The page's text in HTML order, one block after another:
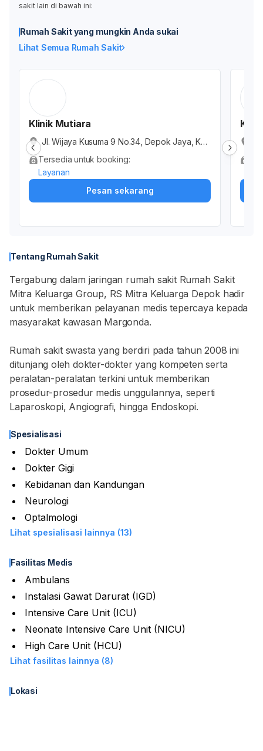
sakit lain di bawah ini:
Rumah Sakit yang mungkin Anda sukai
Lihat Semua Rumah Sakit
Klinik Mutiara
Jl. Wijaya Kusuma 9 No.34, Depok Jaya, Ke
c. Pancoran Mas, Kota Depok, Jawa Barat 16
Tersedia untuk booking:
Layanan
Pesan sekarang
Tentang Rumah Sakit
Tergabung dalam jaringan rumah sakit Rumah Sakit
Mitra Keluarga Group, RS Mitra Keluarga Depok hadir
untuk memberikan pelayanan medis tepercaya kepada
masyarakat kawasan Margonda.
Rumah sakit swasta yang berdiri pada tahun 2008 ini
ditunjang oleh dokter-dokter yang kompeten serta
peralatan-peralatan terkini untuk memberikan
prosedur-prosedur medis unggulannya, seperti
Laparoskopi, Angiografi, hingga Endoskopi.
Spesialisasi
Dokter Umum
Dokter Gigi
Kebidanan dan Kandungan
Neurologi
Optalmologi
Lihat spesialisasi lainnya (13)
Fasilitas Medis
Ambulans
Instalasi Gawat Darurat (IGD)
Intensive Care Unit (ICU)
Neonate Intensive Care Unit (NICU)
High Care Unit (HCU)
Lihat fasilitas lainnya (8)
Lokasi